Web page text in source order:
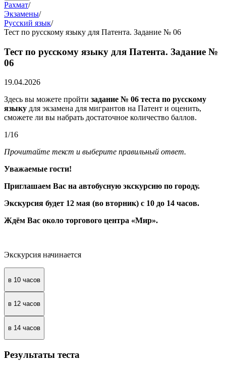
Рахмат/
Экзамены/
Русский язык/
Тест по русскому языку для Патента. Задание № 06
Тест по русскому языку для Патента. Задание №
06
19.04.2026
Здесь вы можете пройти задание № 06 теста по русскому
языку для экзамена для мигрантов на Патент и оценить,
сможете ли вы набрать достаточное количество баллов.
1/16
Прочитайте текст и выберите правильный ответ.
Уважаемые гости!
Приглашаем Вас на автобусную экскурсию по городу.
Экскурсия будет 12 мая (во вторник) с 10 до 14 часов.
Ждём Вас около торгового центра «Мир».
Экскурсия начинается
в 10 часов
в 12 часов
в 14 часов
Результаты теста